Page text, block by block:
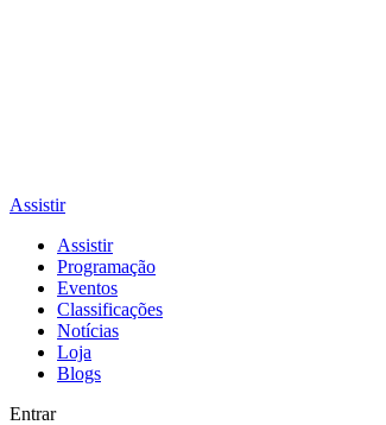
Assistir
Assistir
Programação
Eventos
Classificações
Notícias
Loja
Blogs
Entrar